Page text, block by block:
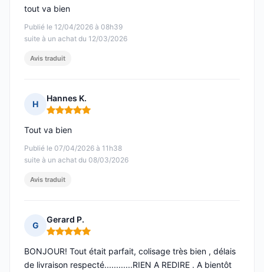
Publié le 12/04/2026 à 08h39
suite à un achat du 12/03/2026
tout va bien
Avis traduit
H
Hannes K.
Note : 5 sur 5
Publié le 07/04/2026 à 11h38
suite à un achat du 08/03/2026
Tout va bien
Avis traduit
G
Gerard P.
Note : 5 sur 5
BONJOUR! Tout était parfait, colisage très bien , délais
de livraison respecté............RIEN A REDIRE . A bientôt